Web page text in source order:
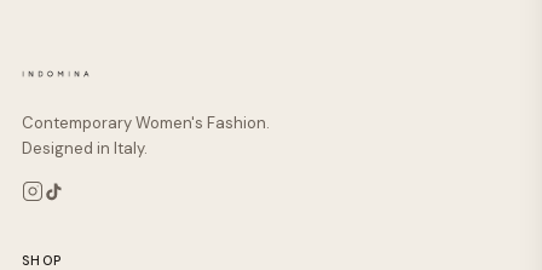
Contemporary Women's Fashion.
Designed in Italy.
SHOP